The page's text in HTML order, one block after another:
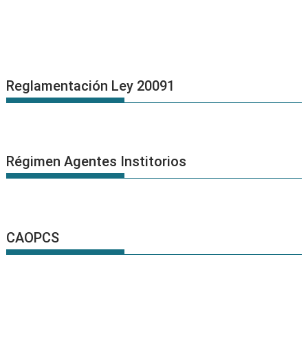
Reglamentación Ley 20091
Régimen Agentes Institorios
CAOPCS